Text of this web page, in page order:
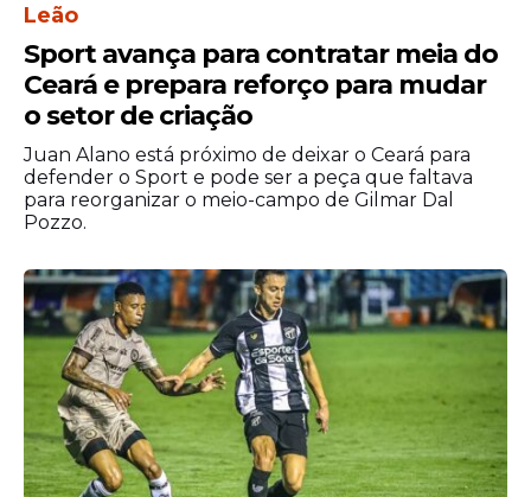
Gonzalez, Dolan, Ngonge e Expósito;
Roberto Fernández.
O time visitante também terá baixas, como
Puado e Riedel, que seguem no
departamento médico.
Leão
Sport avança para contratar meia do
Ceará e prepara reforço para mudar
o setor de criação
Juan Alano está próximo de deixar o Ceará para
defender o Sport e pode ser a peça que faltava
para reorganizar o meio-campo de Gilmar Dal
Pozzo.